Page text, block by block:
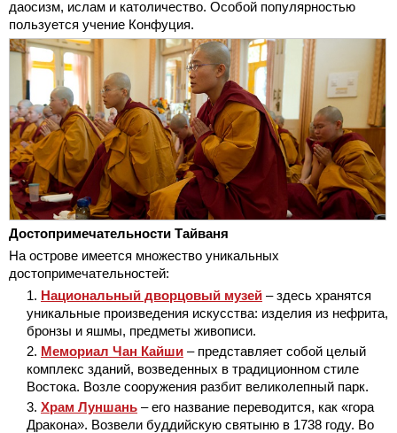
даосизм, ислам и католичество. Особой популярностью
пользуется учение Конфуция.
Достопримечательности Тайваня
На острове имеется множество уникальных
достопримечательностей:
Национальный дворцовый музей – здесь хранятся
уникальные произведения искусства: изделия из нефрита,
бронзы и яшмы, предметы живописи.
Мемориал Чан Кайши – представляет собой целый
комплекс зданий, возведенных в традиционном стиле
Востока. Возле сооружения разбит великолепный парк.
Храм Луншань – его название переводится, как «гора
Дракона». Возвели буддийскую святыню в 1738 году. Во